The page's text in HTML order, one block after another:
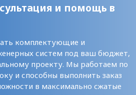
и помощь в
комплектующие и
систем под ваш бюджет,
проекту. Мы работаем по
и способны выполнить заказ
в максимально сжатые